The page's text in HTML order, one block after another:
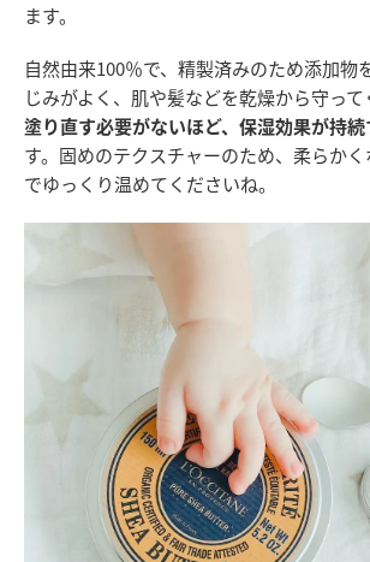
ます。
自然由来100％で、精製済みのため添加物
じみがよく、肌や髪などを乾燥から守って
塗り直す必要がないほど、保湿効果が持
す。固めのテクスチャーのため、柔らか
でゆっくり温めてくださいね。